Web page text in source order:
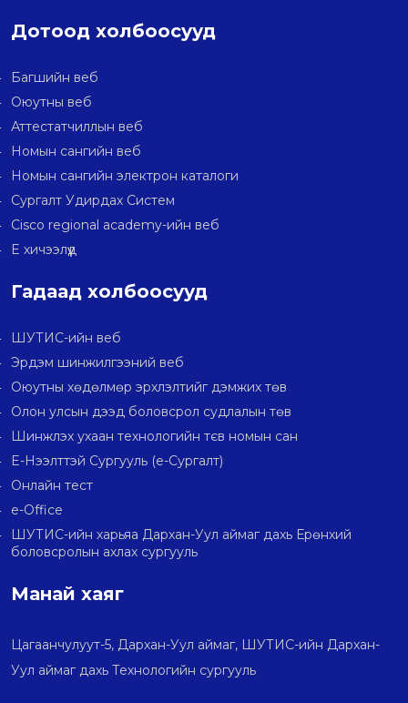
Дотоод холбоосууд
Багшийн веб
Оюутны веб
Аттестатчиллын веб
Номын сангийн веб
Номын сангийн электрон каталоги
Сургалт Удирдах Систем
Cisco regional academy-ийн веб
E хичээлүүд
Гадаад холбоосууд
ШУТИС-ийн веб
Эрдэм шинжилгээний веб
Оюутны хөдөлмөр эрхлэлтийг дэмжих төв
Олон улсын дээд боловсрол судлалын төв
Шинжлэх ухаан технологийн тєв номын сан
E-Нээлттэй Сургууль (e-Сургалт)
Онлайн тест
e-Office
ШУТИС-ийн харьяа Дархан-Уул аймаг дахь Ерөнхий
боловсролын ахлах сургууль
Манай хаяг
Цагаанчулуут-5, Дархан-Уул аймаг, ШУТИС-ийн Дархан-
Уул аймаг дахь Технологийн сургууль